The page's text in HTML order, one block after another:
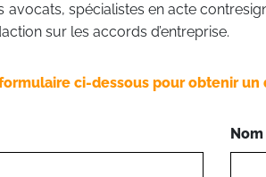
avocats, spécialistes en acte
sur les accords d’entreprise.
ci-dessous pour obtenir un
Nom